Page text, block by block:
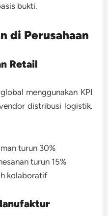
bukti.
di Perusahaan
Retail
menggunakan KPI
distribusi logistik.
turun 30%
turun 15%
kolaboratif